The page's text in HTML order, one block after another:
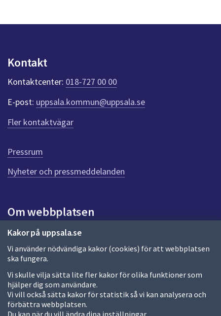
Kakor på uppsala.se
Vi använder nödvändiga kakor (cookies) för att webbplatsen
ska fungera.
Vi skulle vilja sätta lite fler kakor för olika funktioner som
hjälper dig som användare.
Vi vill också sätta kakor för statistik så vi kan analysera och
förbättra webbplatsen.
Du kan när du vill ändra dina inställningar.
n
k
t
e
r
f
ö
r
e
n
n
a
d
a
Kontakt
Kontaktcenter: 018-727 00 00
E-post: uppsala.kommun@uppsala.se
Fler kontaktvägar
Pressrum
Nyheter och pressmeddelanden
Om webbplatsen
Om webbplatsen
Allmänna handlingar och diarium
Behandling av personuppgifter
Kakor
Språk (other languages)